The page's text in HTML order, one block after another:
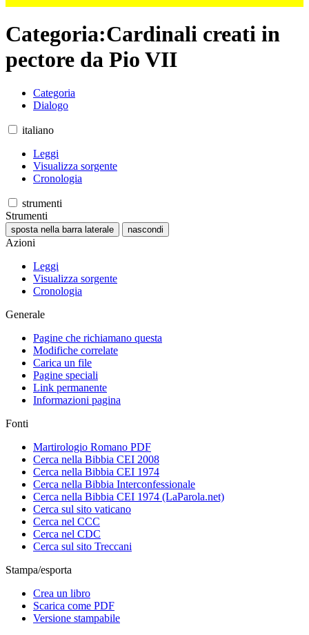
Categoria:Cardinali creati in
pectore da Pio VII
Categoria
Dialogo
italiano
Leggi
Visualizza sorgente
Cronologia
strumenti
Strumenti
sposta nella barra laterale nascondi
Azioni
Leggi
Visualizza sorgente
Cronologia
Generale
Pagine che richiamano questa
Modifiche correlate
Carica un file
Pagine speciali
Link permanente
Informazioni pagina
Fonti
Martirologio Romano PDF
Cerca nella Bibbia CEI 2008
Cerca nella Bibbia CEI 1974
Cerca nella Bibbia Interconfessionale
Cerca nella Bibbia CEI 1974 (LaParola.net)
Cerca sul sito vaticano
Cerca nel CCC
Cerca nel CDC
Cerca sul sito Treccani
Stampa/esporta
Crea un libro
Scarica come PDF
Versione stampabile